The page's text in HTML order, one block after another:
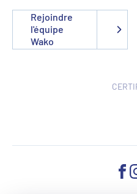
Rejoindre
l'équipe
Wako